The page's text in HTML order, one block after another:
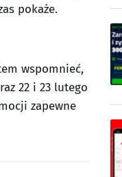
pokaże.
wspomnieć,
22 i 23 lutego
zapewne